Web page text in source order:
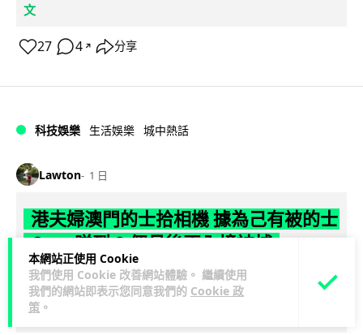
本網站正使用 Cookie
我們使用 Cookie 改善網站體驗。 繼續使用
我們的網站即表示您同意我們的 Cookie 政
策 。
文
27 4 ↗ 分享
科技娛樂 生活娛樂 城中熱話
Lawton 1 日
港夫婦澳門的士拾相機 據為己有被的士
Cam 睇到 2 個月後再入境被捕
一對香港夫婦今年 5 月遊澳門乘的士拾獲他人遺留相機及電
池，拾遺不報並帶返香港自用。兩人本月 2 日經港珠澳大橋再
次入境澳門時，被治安警察局...